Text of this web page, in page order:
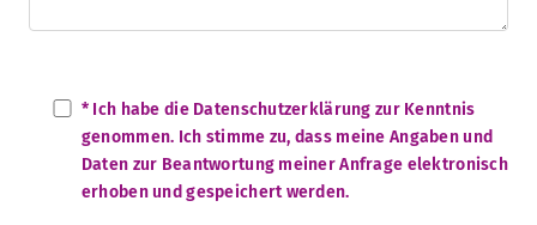
* Ich habe die Datenschutzerklärung zur Kenntnis
genommen. Ich stimme zu, dass meine Angaben und
Daten zur Beantwortung meiner Anfrage elektronisch
erhoben und gespeichert werden.